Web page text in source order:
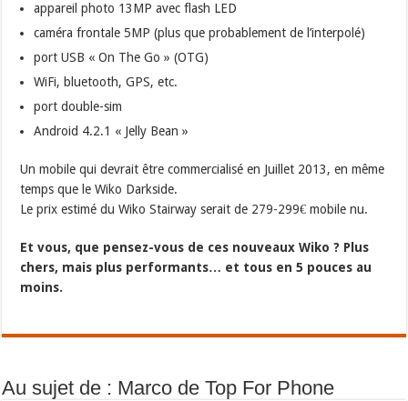
appareil photo 13MP avec flash LED
caméra frontale 5MP (plus que probablement de l’interpolé)
port USB « On The Go » (OTG)
WiFi, bluetooth, GPS, etc.
port double-sim
Android 4.2.1 « Jelly Bean »
Un mobile qui devrait être commercialisé en Juillet 2013, en même
temps que le Wiko Darkside.
Le prix estimé du Wiko Stairway serait de 279-299€ mobile nu.
Et vous, que pensez-vous de ces nouveaux Wiko ? Plus
chers, mais plus performants… et tous en 5 pouces au
moins.
Au sujet de : Marco de Top For Phone